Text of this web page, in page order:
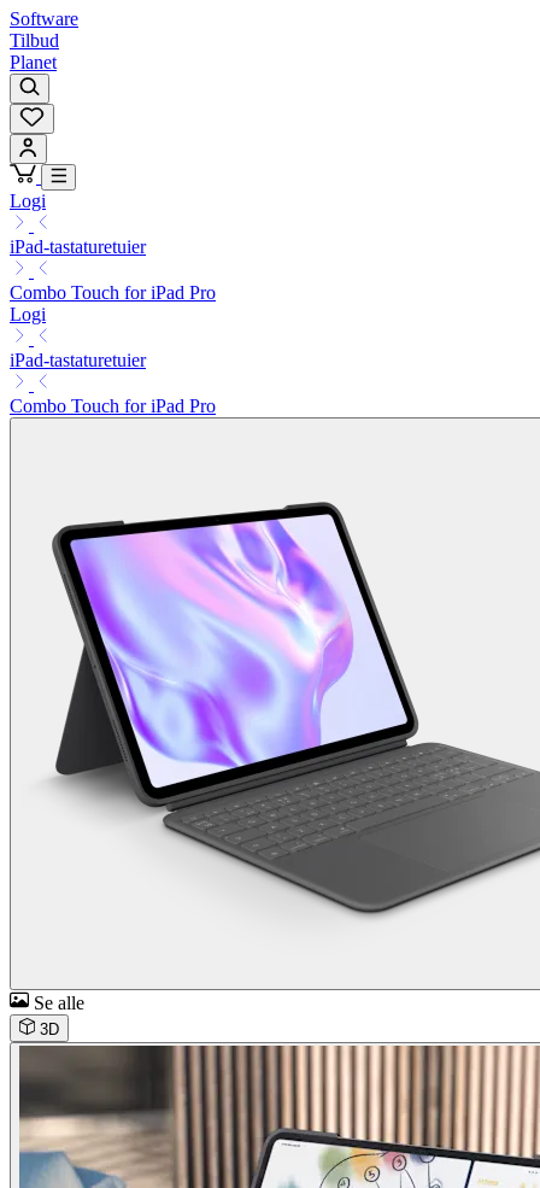
Software
Tilbud
Planet
Logi
iPad-tastaturetuier
Combo Touch for iPad Pro
Logi
iPad-tastaturetuier
Combo Touch for iPad Pro
Se alle
3D